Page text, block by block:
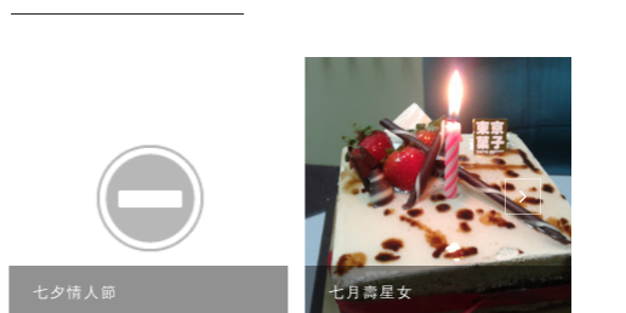
七夕情人節 七月壽星女